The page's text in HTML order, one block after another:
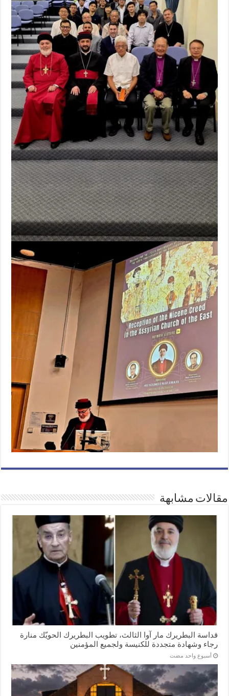
مقالات مشابهة
قداسة البطريرك مار آوا الثالث، تطويب البطريرك الحويّك منارة
رجاء وشهادة متجددة للكنيسة ولجميع المؤمنين
‏أسبوع واحد مضت